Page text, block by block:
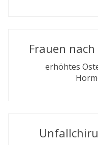
Frauen
erhöhtes